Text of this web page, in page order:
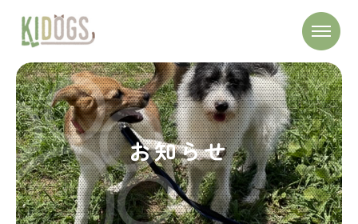
お知らせ